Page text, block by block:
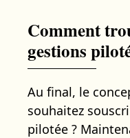
Comment
gestions
Au final, le
souhaitez
pilotée ?